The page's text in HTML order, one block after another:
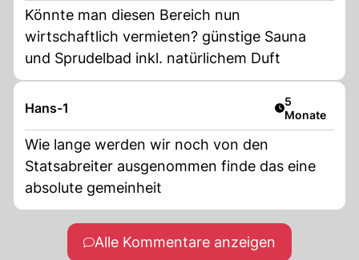
Könnte man diesen Bereich nun
wirtschaftlich vermieten? günstige Sauna
und Sprudelbad inkl. natürlichem Duft
Hans-1 Artikel
5
Monate
Wie lange werden wir noch von den
Statsabreiter ausgenommen finde das eine
absolute gemeinheit
Alle Kommentare anzeigen